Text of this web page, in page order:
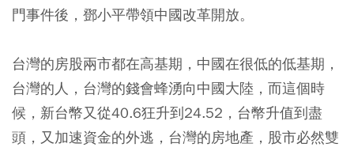
門事件後，鄧小平帶領中國改革開放。
台灣的房股兩市都在高基期，中國在很低的低基期，
台灣的人，台灣的錢會蜂湧向中國大陸，而這個時
候，新台幣又從40.6狂升到24.52，台幣升值到盡
頭，又加速資金的外逃，台灣的房地產，股市必然雙